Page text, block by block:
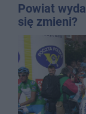
Powiat
się zmieni?